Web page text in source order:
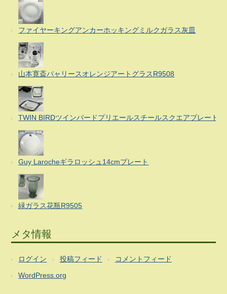
ファイヤーキングアンカーホッキングミルクガラス灰皿
山本寛斎バャリースオレンジアートグラスR9508
TWIN BIRDツインバードプリエールスチールスクエアプレート
Guy Larocheギラロッシュ14cmプレート
緑ガラス花瓶R9505
メタ情報
ログイン 投稿フィード コメントフィード
WordPress.org